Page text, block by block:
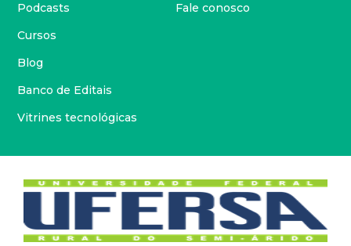
Podcasts
Cursos
Blog
Banco de Editais
Vitrines tecnológicas
Fale conosco